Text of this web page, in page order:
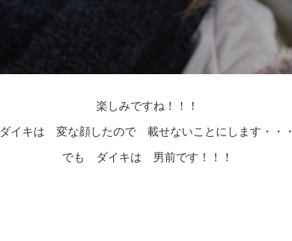
楽しみですね！！！
ダイキは 変な顔したので 載せないことにします・・・
でも ダイキは 男前です！！！